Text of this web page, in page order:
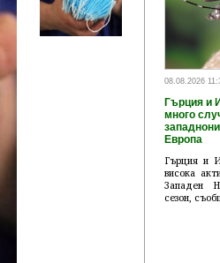
08.08.2026
Гърция и
много
Европа
Гърция и
висока
Западен
сезон,